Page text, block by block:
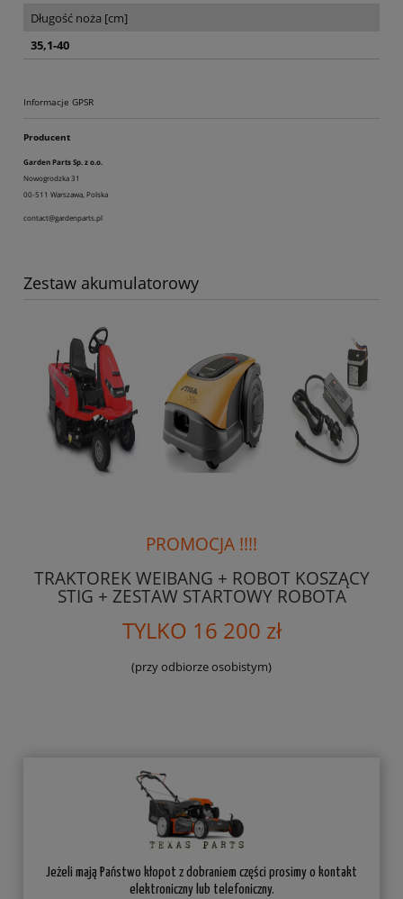
Długość noża [cm]
35,1-40
Informacje GPSR
Producent
Garden Parts Sp. z o.o.
Nowogrodzka 31
00-511 Warszawa, Polska
contact@gardenparts.pl
Zestaw akumulatorowy
PROMOCJA !!!!
TRAKTOREK WEIBANG + ROBOT KOSZĄCY
STIG + ZESTAW STARTOWY ROBOTA
TYLKO 16 200 zł
(przy odbiorze osobistym)
Jeżeli mają Państwo kłopot z dobraniem części prosimy o kontakt
elektroniczny lub telefoniczny.